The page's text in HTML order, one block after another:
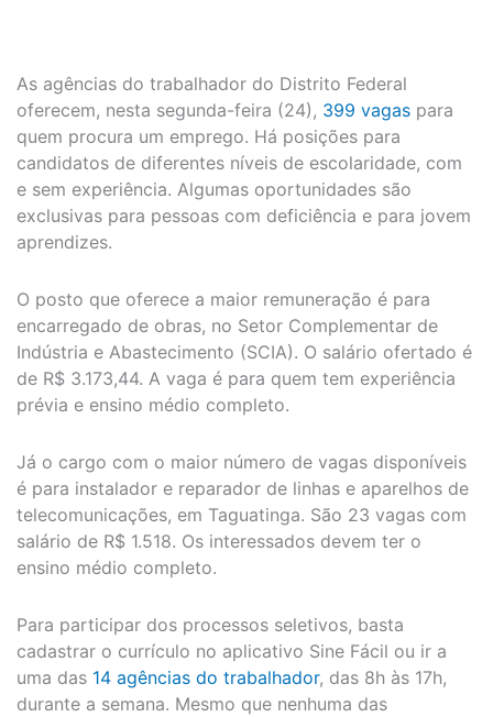
As agências do trabalhador do Distrito Federal
oferecem, nesta segunda-feira (24), 399 vagas para
quem procura um emprego. Há posições para
candidatos de diferentes níveis de escolaridade, com
e sem experiência. Algumas oportunidades são
exclusivas para pessoas com deficiência e para jovem
aprendizes.
O posto que oferece a maior remuneração é para
encarregado de obras, no Setor Complementar de
Indústria e Abastecimento (SCIA). O salário ofertado é
de R$ 3.173,44. A vaga é para quem tem experiência
prévia e ensino médio completo.
Já o cargo com o maior número de vagas disponíveis
é para instalador e reparador de linhas e aparelhos de
telecomunicações, em Taguatinga. São 23 vagas com
salário de R$ 1.518. Os interessados devem ter o
ensino médio completo.
Para participar dos processos seletivos, basta
cadastrar o currículo no aplicativo Sine Fácil ou ir a
uma das 14 agências do trabalhador, das 8h às 17h,
durante a semana. Mesmo que nenhuma das